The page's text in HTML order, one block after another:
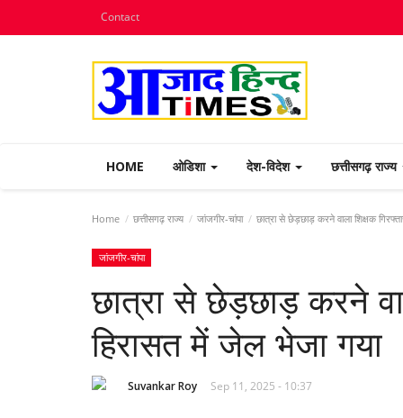
Contact
HOME ओडिशा देश-विदेश छत्तीसगढ़ राज्य
Home छत्तीसगढ़ राज्य जांजगीर-चांपा छात्रा से छेड़छाड़ करने वाला शिक्षक
जांजगीर-चांपा
छात्रा से छेड़छाड़ करने
हिरासत में जेल भेजा गया
Suvankar Roy Sep 11, 2025 - 10:37